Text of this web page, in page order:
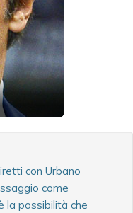
con Urbano
come
la possibilità che